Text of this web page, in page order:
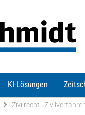
KI-Lösungen
Zivilrecht |